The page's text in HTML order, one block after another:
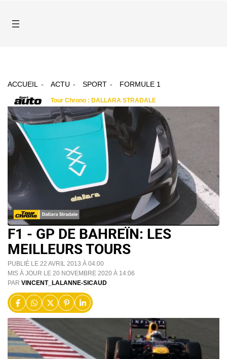
ACCUEIL ACTU SPORT FORMULE 1
F1 - GP DE BAHREÏN: LES
MEILLEURS TOURS
PUBLIÉ LE 22 AVRIL 2013 À 04:00
MIS À JOUR LE 20 NOVEMBRE 2020 À 14:06
PAR VINCENT_LALANNE-SICAUD